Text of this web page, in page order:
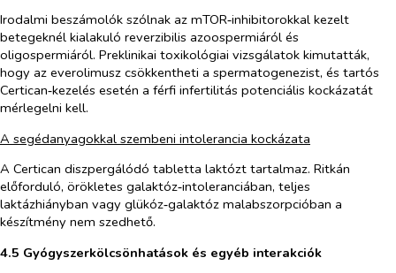
Irodalmi beszámolók szólnak az mTOR‑inhibitorokkal kezelt
betegeknél kialakuló reverzibilis azoospermiáról és
oligospermiáról. Preklinikai toxikológiai vizsgálatok kimutatták,
hogy az everolimusz csökkentheti a spermatogenezist, és tartós
Certican‑kezelés esetén a férfi infertilitás potenciális kockázatát
mérlegelni kell.
A segédanyagokkal szembeni intolerancia kockázata
A Certican diszpergálódó tabletta laktózt tartalmaz. Ritkán
előforduló, örökletes galaktóz‑intoleranciában, teljes
laktázhiányban vagy glükóz‑galaktóz malabszorpcióban a
készítmény nem szedhető.
4.5 Gyógyszerkölcsönhatások és egyéb interakciók